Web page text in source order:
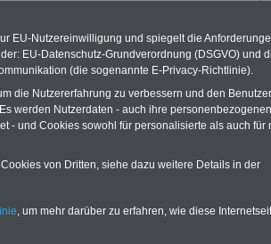
die Berliner Landesbesoldung für verfassungs-
2027 eine Neuregelung der Besoldung
& Ruhestandsbeamte) gibt es teilweise
zufolge liegt diese füralle (!) Beamte
Euro, Der INFO-SERVICE gibt hierzu im II. Vj.
nach Beschluss eines Gesetzentwurfs
der Broschüre.
Neu aufgelegt: Oktober 2025
EU-Nutzereinwilligung und spiegelt die
EU-Datenschutz-Grundverordnung (DSGVO) und
(die sogenannte E-Privacy-Richtlinie).
die Nutzererfahrung zu verbessern und den
werden Nutzerdaten - auch ihre
- und Cookies sowohl für personalisierte als auch für
von Dritten, siehe dazu weitere Details in der
, um mehr darüber zu erfahren, wie diese